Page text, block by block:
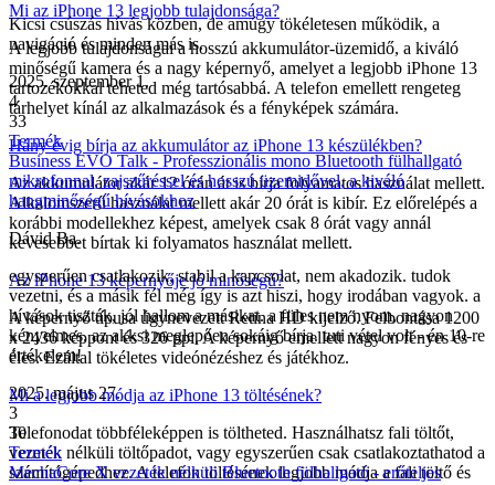
Mi az iPhone 13 legjobb tulajdonsága?
A legjobb tulajdonságai a hosszú akkumulátor-üzemidő, a kiváló
minőségű kamera és a nagy képernyő, amelyet a legjobb iPhone 13
tartozékokkal teheted még tartósabbá. A telefon emellett rengeteg
tárhelyet kínál az alkalmazások és a fényképek számára.
Hány évig bírja az akkumulátor az iPhone 13 készülékben?
Az akkumulátor akár 12 órán át is bírja folyamatos használat mellett.
Alkalomszerű használat mellett akár 20 órát is kibír. Ez előrelépés a
korábbi modellekhez képest, amelyek csak 8 órát vagy annál
kevesebbet bírtak ki folyamatos használat mellett.
Az iPhone 13 képernyője jó minőségű?
A képernyő típusa úgynevezett Retina HD kijelző. Felbontása 1200
x 2436 képpont és 326 ppi. A képernyő emellett nagyon fényes és
éles. Ezáltal tökéletes videónézéshez és játékhoz.
Mi a legjobb módja az iPhone 13 töltésének?
Telefonodat többféleképpen is töltheted. Használhatsz fali töltőt,
vezeték nélküli töltőpadot, vagy egyszerűen csak csatlakoztathatod a
számítógépedhez. A telefon töltésének legjobb módja a fali töltő és
Kicsi csúszás hívás közben, de amúgy tökéletesen működik, a
navigáció és minden más is.
2025. szeptember 1.
4
33
Termék
Business EVO Talk - Professzionális mono Bluetooth fülhallgató
mikrofonnal, zajszűréssel és hosszú üzemidővel, a kiváló
hangminőségű hívásokhoz
Dávid Ba.
egyszerűen csatlakozik, stabil a kapcsolat, nem akadozik. tudok
vezetni, és a másik fél még így is azt hiszi, hogy irodában vagyok. a
hívások tiszták, jól hallom a másikat. a füles nem nyom, nagyon
kényelmes. az akksi meglepően sokáig bírja. tuti vétel volt - én 10-re
értékelem!
2025. május 27.
3
30
Termék
MechaCore X vezeték nélküli Bluetooth fülhallgató - erőteljes